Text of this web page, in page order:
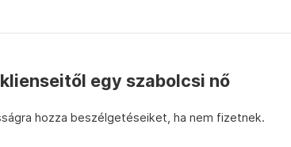
egy szabolcsi nő
hozza beszélgetéseiket, ha nem fizetnek.